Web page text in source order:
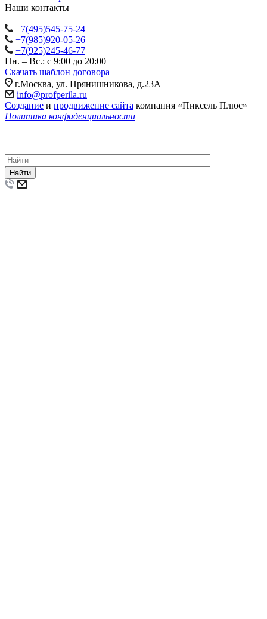
Наши контакты
+7(495)545-75-24
+7(985)920-05-26
+7(925)245-46-77
Пн. – Вс.: с 9:00 до 20:00
Скачать шаблон договора
г.Москва, ул. Прянишникова, д.23А
info@profperila.ru
Создание и продвижение сайта компания «Пиксель Плюс»
Политика конфиденциальности
Найти